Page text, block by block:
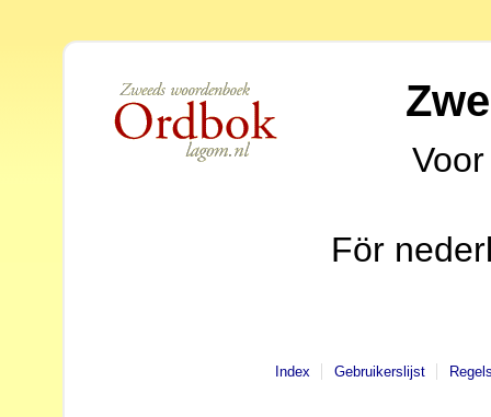
För
Index Gebruikerslijst